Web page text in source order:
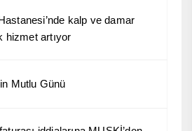
kalp ve damar
hizmet artıyor
Mutlu Günü